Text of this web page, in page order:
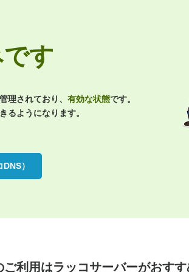
す
理されており、 有効な状態です。
るようになります。
）
ご利用はラッコサーバーがおす